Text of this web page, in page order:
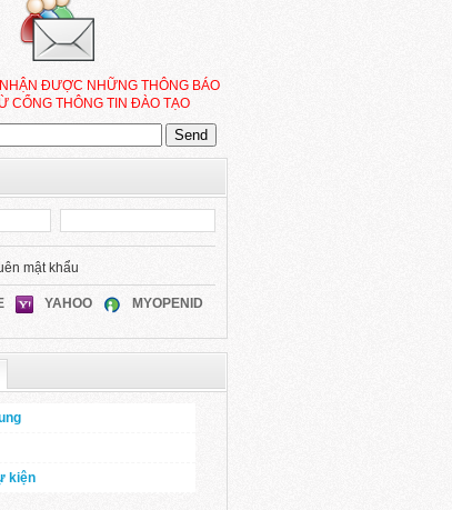
ĐƯỢC NHỮNG THÔNG BÁO
CỔNG THÔNG TIN ĐÀO TẠO
mật khẩu
YAHOO MYOPENID
kiện